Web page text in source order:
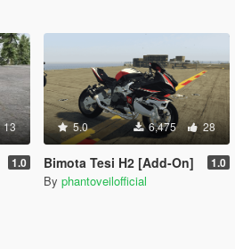
13
1.0
5.0 6,475 28
Bimota Tesi H2 [Add-On] 1.0
By phantoveilofficial